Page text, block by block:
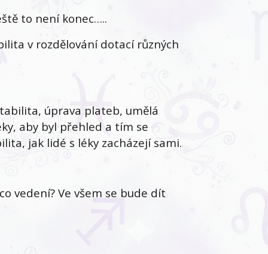
to není konec…..
v rozdělování dotací různých
úprava plateb, umělá
aby byl přehled a tím se
jak lidé s léky zacházejí sami.
vedení? Ve všem se bude dít